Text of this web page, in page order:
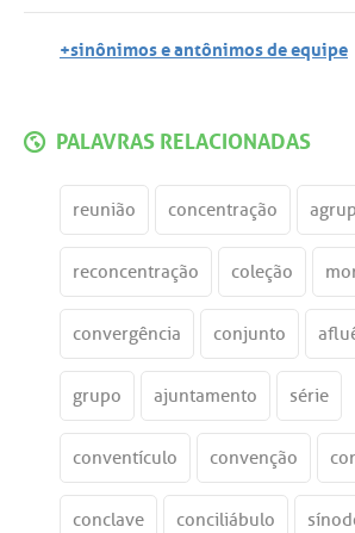
+sinônimos e antônimos de equipe
PALAVRAS RELACIONADAS
reunião concentração
reconcentração coleção
convergência conjunto
grupo ajuntamento série
conventículo convenção
conclave conciliábulo